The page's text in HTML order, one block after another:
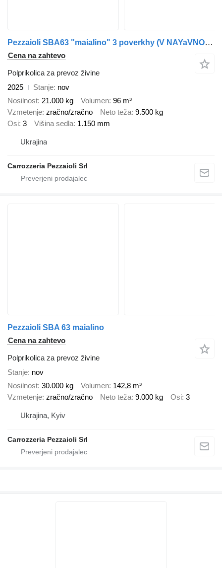
Pezzaioli SBA63 "maialino" 3 poverkhy (V NAYaVNOSTI v Ukraini))
Cena na zahtevo
Polprikolica za prevoz živine
2025
Stanje nov
Nosilnost 21.000 kg Volumen 96 m³
Vzmetenje zračno/zračno Neto teža 9.500 kg
Osi 3 Višina sedla 1.150 mm
Ukrajina
Carrozzeria Pezzaioli Srl
Pezzaioli SBA 63 maialino
Cena na zahtevo
Polprikolica za prevoz živine
Stanje nov
Nosilnost 30.000 kg Volumen 142,8 m³
Vzmetenje zračno/zračno Neto teža 9.000 kg Osi 3
Ukrajina, Kyiv
Carrozzeria Pezzaioli Srl